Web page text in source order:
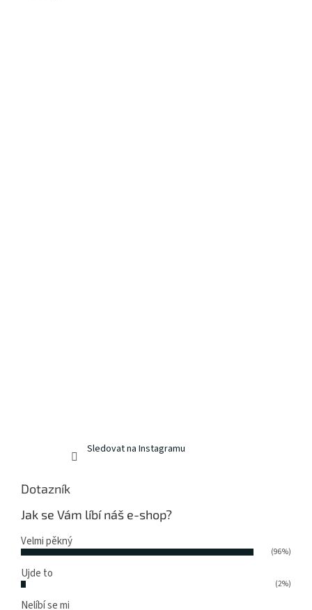
Sledovat na Instagramu
Dotazník
Jak se Vám líbí náš e-shop?
Velmi pěkný
(96%)
Ujde to
(2%)
Nelíbí se mi